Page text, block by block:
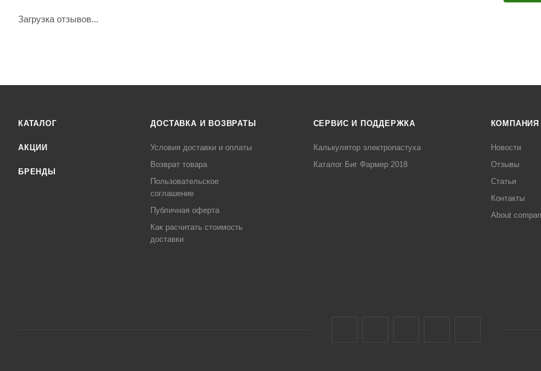
Загрузка отзывов...
КАТАЛОГ
АКЦИИ
БРЕНДЫ
ДОСТАВКА И ВОЗВРАТЫ
Условия доставки и оплаты
Возврат товара
Пользовательское
соглашение
Публичная оферта
Как расчитать стоимость
доставки
СЕРВИС И ПОДДЕРЖКА
Калькулятор электропастуха
Каталог Биг Фармер 2018
КОМПАНИЯ
Новости
Отзывы
Статьи
Контакты
About